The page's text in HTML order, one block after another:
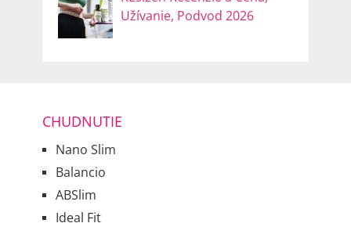
Užívanie, Podvod 2026
CHUDNUTIE
Nano Slim
Balancio
ABSlim
Ideal Fit